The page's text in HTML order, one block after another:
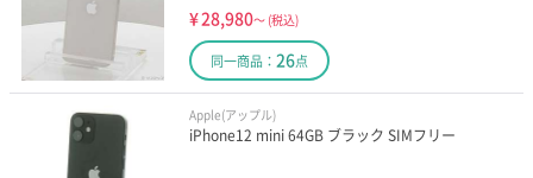
¥28,980～ (税込)
同一商品： 26点
Apple(アップル)
iPhone12 mini 64GB ブラック SIMフリー